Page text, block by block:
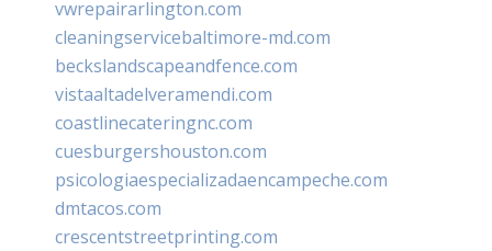
vwrepairarlington.com
cleaningservicebaltimore-md.com
beckslandscapeandfence.com
vistaaltadelveramendi.com
coastlinecateringnc.com
cuesburgershouston.com
psicologiaespecializadaencampeche.com
dmtacos.com
crescentstreetprinting.com